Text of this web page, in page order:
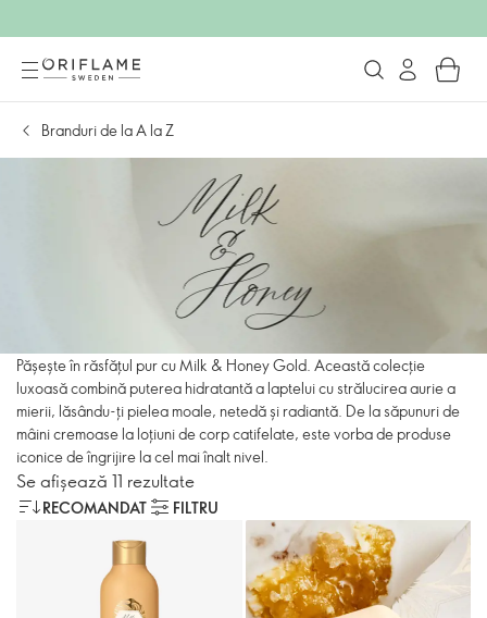
Branduri de la A la Z
Pășește în răsfățul pur cu Milk & Honey Gold. Această colecție
luxoasă combină puterea hidratantă a laptelui cu strălucirea aurie a
mierii, lăsându-ți pielea moale, netedă și radiantă. De la săpunuri de
mâini cremoase la loțiuni de corp catifelate, este vorba de produse
iconice de îngrijire la cel mai înalt nivel.
Se afișează 11 rezultate
RECOMANDAT FILTRU